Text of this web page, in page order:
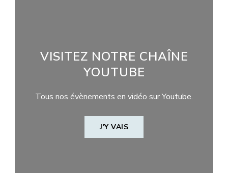
VISITEZ NOTRE CHAÎNE
YOUTUBE
Tous nos évènements en vidéo sur Youtube.
J'Y VAIS